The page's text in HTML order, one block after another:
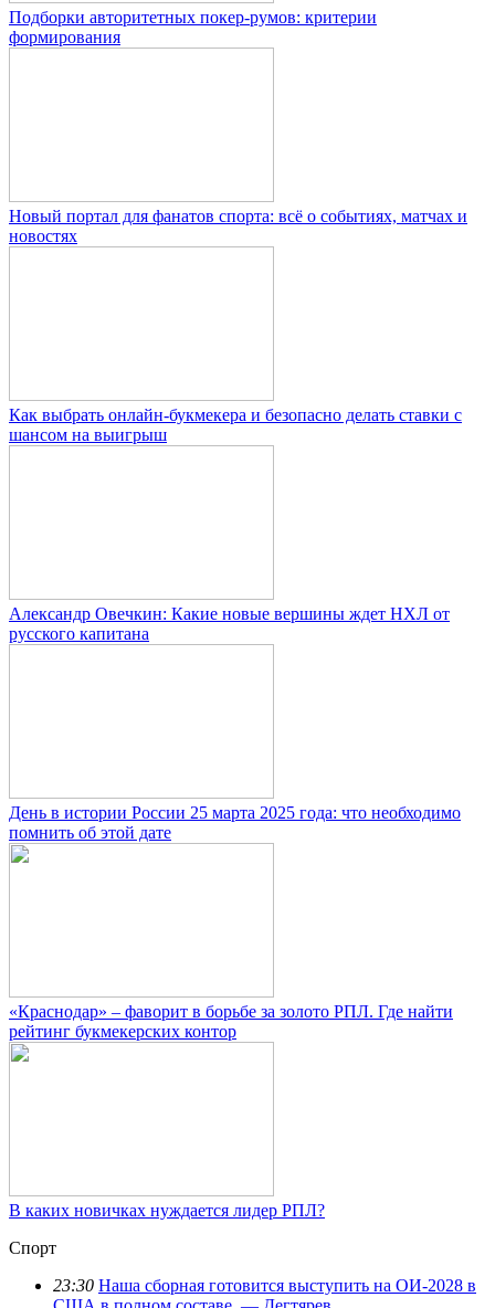
Подборки авторитетных покер-румов: критерии
формирования
Новый портал для фанатов спорта: всё о событиях, матчах и
новостях
Как выбрать онлайн-букмекера и безопасно делать ставки с
шансом на выигрыш
Александр Овечкин: Какие новые вершины ждет НХЛ от
русского капитана
День в истории России 25 марта 2025 года: что необходимо
помнить об этой дате
«Краснодар» – фаворит в борьбе за золото РПЛ. Где найти
рейтинг букмекерских контор
В каких новичках нуждается лидер РПЛ?
Спорт
23:30 Наша сборная готовится выступить на ОИ-2028 в